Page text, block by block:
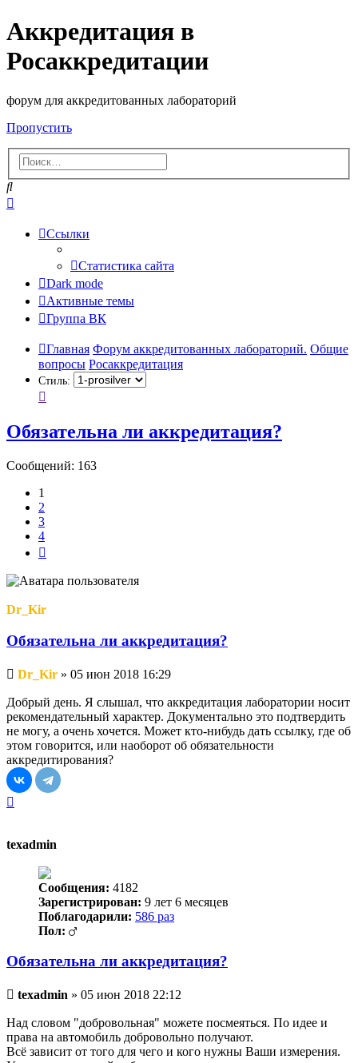
Аккредитация в
Росаккредитации
форум для аккредитованных лабораторий
Пропустить
Поиск
Ссылки
Статистика сайта
Dark mode
Активные темы
Группа ВК
Главная Форум аккредитованных лабораторий. Общие
вопросы Росаккредитация
Стиль:
Обязательна ли аккредитация?
Сообщений: 163
1
2
3
4
Dr_Kir
Обязательна ли аккредитация?
Непрочитанное
сообщение
Dr_Kir » 05 июн 2018 16:29
Добрый день. Я слышал, что аккредитация лаборатории носит
рекомендательный характер. Документально это подтвердить
не могу, а очень хочется. Может кто-нибудь дать ссылку, где об
этом говорится, или наоборот об обязательности
аккредитирования?
texadmin
Сообщения: 4182
Зарегистрирован: 9 лет 6 месяцев
Поблагодарили: 586 раз
Пол:
Обязательна ли аккредитация?
Непрочитанное
texadmin » 05 июн 2018 22:12
Над словом "добровольная" можете посмеяться. По идее и
права на автомобиль добровольно получают.
Всё зависит от того для чего и кого нужны Ваши измерения.